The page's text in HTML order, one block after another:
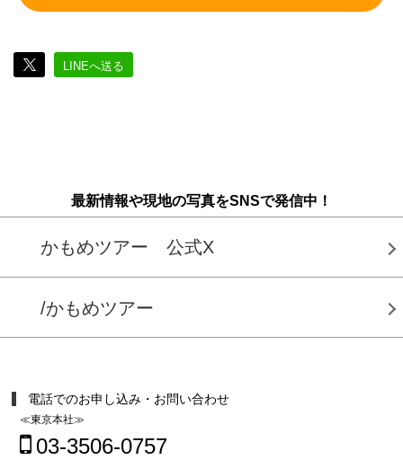
LINEへ送る
最新情報や現地の写真をSNSで発信中！
かもめツアー 公式X
/かもめツアー
電話でのお申し込み・お問い合わせ
≪東京本社≫
03-3506-0757